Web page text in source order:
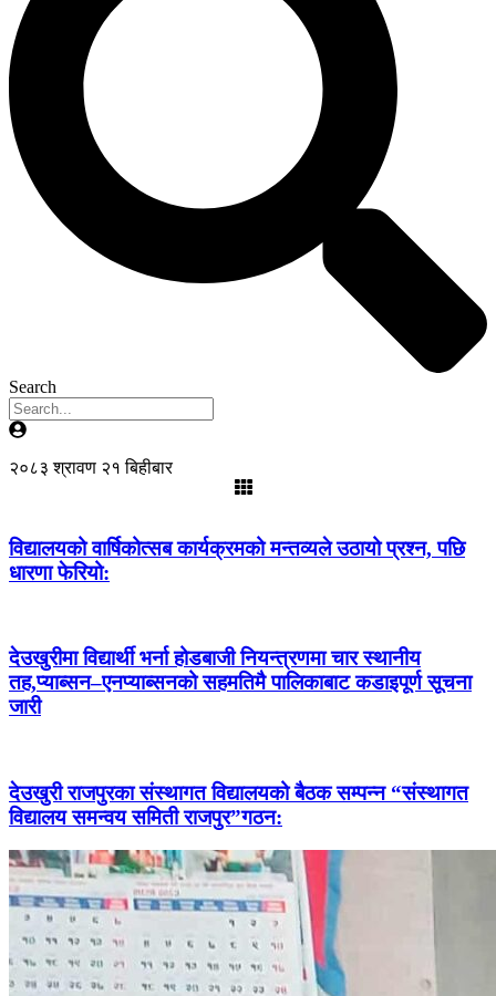
Search
२०८३ श्रावण २१ बिहीबार
विद्यालयको वार्षिकोत्सब कार्यक्रमको मन्तव्यले उठायो प्रश्न, पछि
धारणा फेरियो:
देउखुरीमा विद्यार्थी भर्ना होडबाजी नियन्त्रणमा चार स्थानीय
तह,प्याब्सन–एनप्याब्सनको सहमतिमै पालिकाबाट कडाइपूर्ण सूचना
जारी
देउखुरी राजपुरका संस्थागत विद्यालयको बैठक सम्पन्न “संस्थागत
विद्यालय समन्वय समिती राजपुर”गठन: